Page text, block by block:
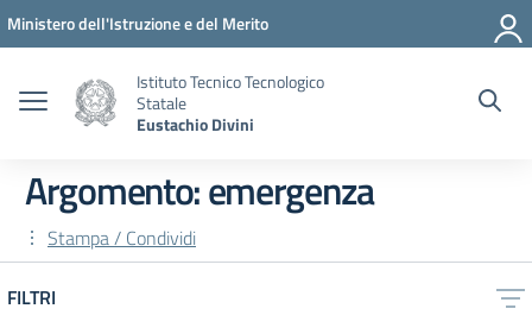
Vai ai contenuti
Vai al menu di navigazione
Vai al footer
Ministero dell'Istruzione e del Merito
Istituto Tecnico Tecnologico
Statale
Eustachio Divini
Argomento: emergenza
Stampa / Condividi
FILTRI